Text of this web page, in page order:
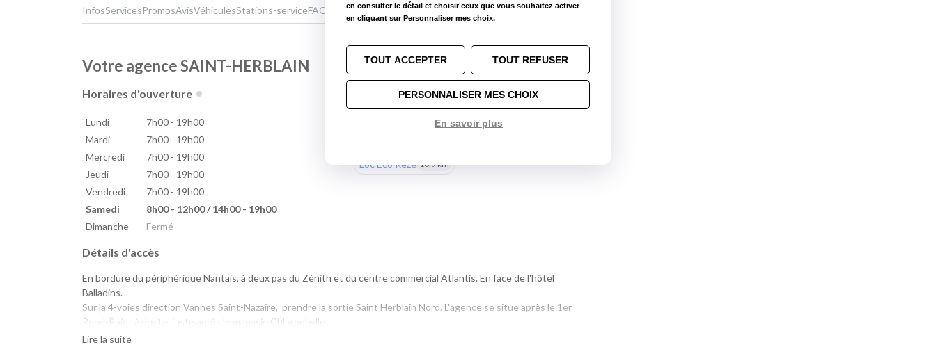
InfosServicesPromosAvisVéhiculesStations-serviceFAQ
Votre agence SAINT-HERBLAIN
Horaires d'ouverture
Lundi
7h00 - 19h00
Mardi
7h00 - 19h00
Mercredi
7h00 - 19h00
Jeudi
7h00 - 19h00
Vendredi
7h00 - 19h00
Samedi
8h00 - 12h00 / 14h00 - 19h00
Dimanche
Fermé
Nos autres agences à proximité
Loc Eco Nantes Cardo 5,3 km
Loc Eco Rezé 10,9 km
Détails d'accès
En bordure du périphérique Nantais, à deux pas du Zénith et du centre commercial Atlantis. En face de l'hôtel
Balladins.
Sur la 4-voies direction Vannes Saint-Nazaire, prendre la sortie Saint Herblain Nord. L'agence se situe après le 1er
Rond-Point à droite, juste après le magasin Chlorophylle.
Lire la suite
en consulter le détail et choisir ceux que vous souhaitez activer
en cliquant sur Personnaliser mes choix.
TOUT ACCEPTER TOUT REFUSER
PERSONNALISER MES CHOIX
En savoir plus